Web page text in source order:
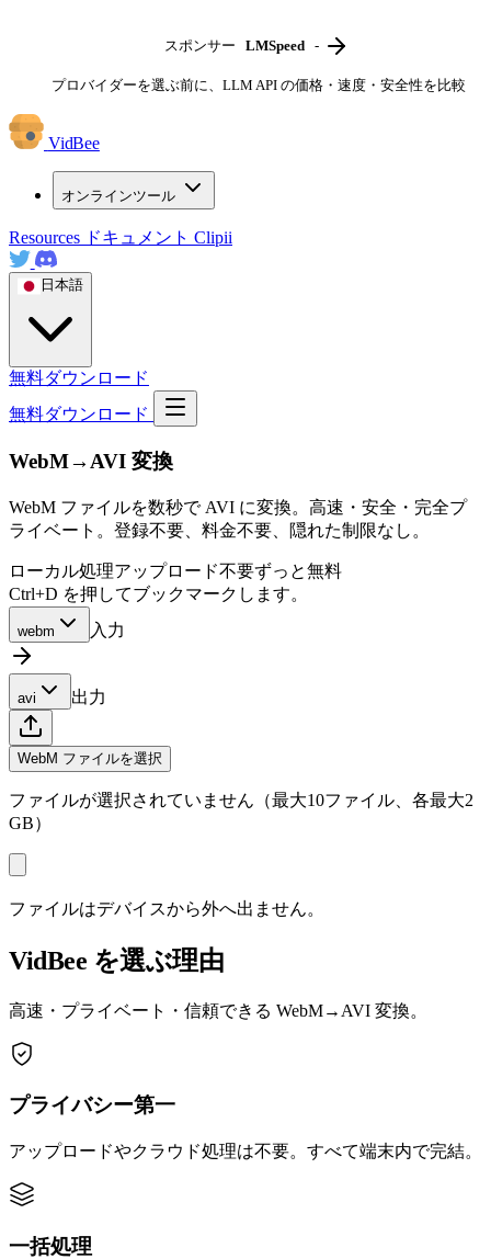
スポンサー LMSpeed -
プロバイダーを選ぶ前に、LLM API の価格・速度・安全性を比較
VidBee
オンラインツール
Resources ドキュメント Clipii
日本語
無料ダウンロード
無料ダウンロード
WebM→AVI 変換
WebM ファイルを数秒で AVI に変換。高速・安全・完全プ
ライベート。登録不要、料金不要、隠れた制限なし。
ローカル処理アップロード不要ずっと無料
Ctrl+D を押してブックマークします。
webm 入力
avi 出力
WebM ファイルを選択
ファイルが選択されていません（最大10ファイル、各最大2
GB）
ファイルはデバイスから外へ出ません。
VidBee を選ぶ理由
高速・プライベート・信頼できる WebM→AVI 変換。
プライバシー第一
アップロードやクラウド処理は不要。すべて端末内で完結。
一括処理